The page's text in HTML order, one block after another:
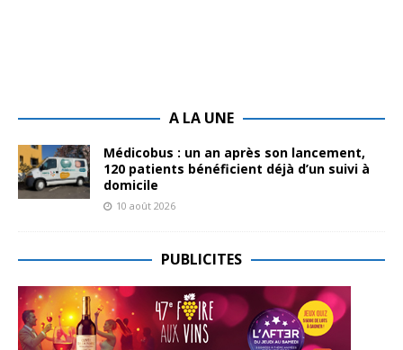
A LA UNE
Médicobus : un an après son lancement,
120 patients bénéficient déjà d’un suivi à
domicile
10 août 2026
PUBLICITES